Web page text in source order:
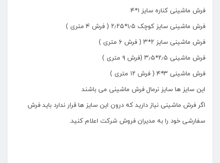
فرش ماشینی کناره سایز ۱*۴
فرش ماشینی سایز کوچک ۱٫۵*۲٫۲۵ ( فرش ۴ متری )
فرش ماشینی سایز ۲*۳ ( فرش ۶ متری )
فرش ماشینی ۲٫۵*۳٫۵ (فرش ۹ متری )
فرش ماشینی ۳*۴ ( فرش ۱۲ متری )
این سایز ها سایز نرمال فرش ماشینی می باشند
اگر فرش ماشینی نیاز دارید که درون این سایز ها قرار ندارد باید فرش
سفارشی خود را به مدیران فروش شرکت اعلام کنید.